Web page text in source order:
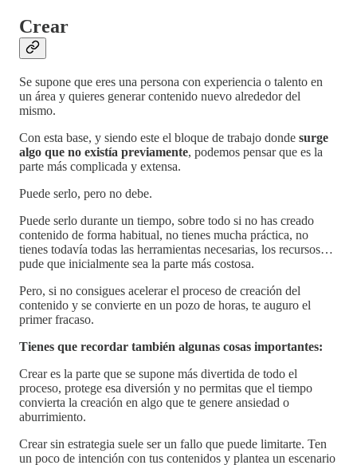
Crear
Se supone que eres una persona con experiencia o talento en
un área y quieres generar contenido nuevo alrededor del
mismo.
Con esta base, y siendo este el bloque de trabajo donde surge
algo que no existía previamente, podemos pensar que es la
parte más complicada y extensa.
Puede serlo, pero no debe.
Puede serlo durante un tiempo, sobre todo si no has creado
contenido de forma habitual, no tienes mucha práctica, no
tienes todavía todas las herramientas necesarias, los recursos…
pude que inicialmente sea la parte más costosa.
Pero, si no consigues acelerar el proceso de creación del
contenido y se convierte en un pozo de horas, te auguro el
primer fracaso.
Tienes que recordar también algunas cosas importantes:
Crear es la parte que se supone más divertida de todo el
proceso, protege esa diversión y no permitas que el tiempo
convierta la creación en algo que te genere ansiedad o
aburrimiento.
Crear sin estrategia suele ser un fallo que puede limitarte. Ten
un poco de intención con tus contenidos y plantea un escenario